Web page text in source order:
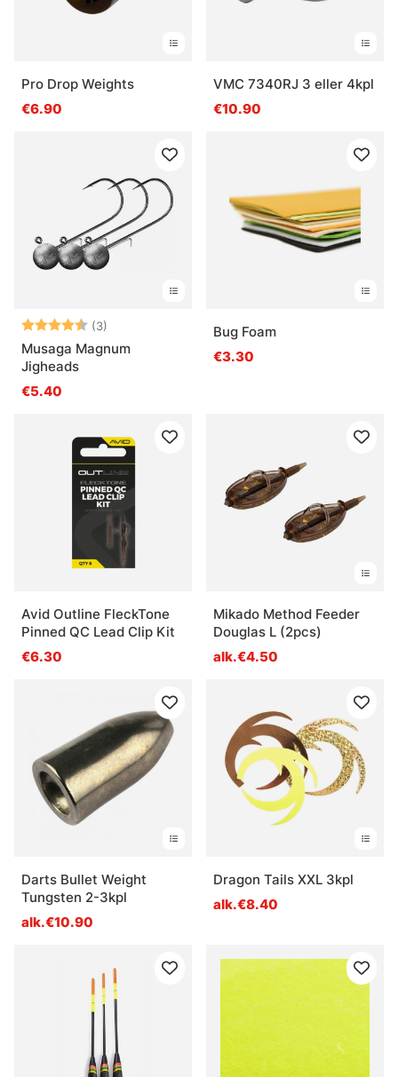
Pro Drop Weights
€6.90
VMC 7340RJ 3 eller 4kpl
€10.90
Arvio: (3)
4.7 5:sta tähdestä
Musaga Magnum
Jigheads
€5.40
Bug Foam
€3.30
Avid Outline FleckTone
Pinned QC Lead Clip Kit
€6.30
Mikado Method Feeder
Douglas L (2pcs)
alk.€4.50
Darts Bullet Weight
Tungsten 2-3kpl
alk.€10.90
Dragon Tails XXL 3kpl
alk.€8.40